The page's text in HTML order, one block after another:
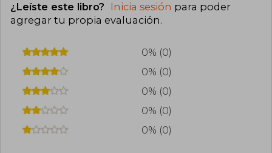
¿Leíste este libro? Inicia sesión para poder
agregar tu propia evaluación.
0% (0)
0% (0)
0% (0)
0% (0)
0% (0)